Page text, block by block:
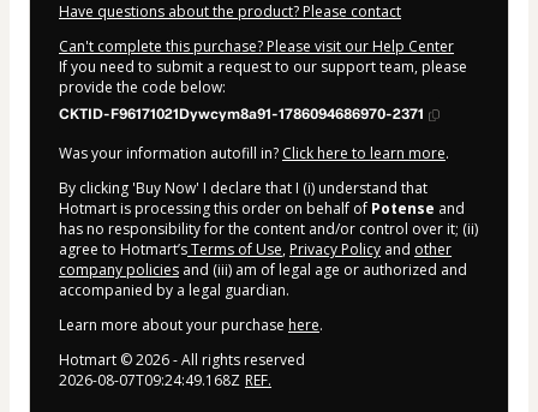
Have questions about the product? Please contact
Can't complete this purchase? Please visit our Help Center
If you need to submit a request to our support team, please
provide the code below:
CKTID-F96171021Dywcym8a91-1786094686970-2371
Was your information autofill in? Click here to learn more.
By clicking 'Buy Now' I declare that I (i) understand that
Hotmart is processing this order on behalf of Potense and
has no responsibility for the content and/or control over it; (ii)
agree to Hotmart’sTerms of Use, Privacy Policy and other
company policies and (iii) am of legal age or authorized and
accompanied by a legal guardian.
Learn more about your purchase here.
Hotmart ©2026- All rights reserved
2026-08-07T09:24:49.168Z REF.